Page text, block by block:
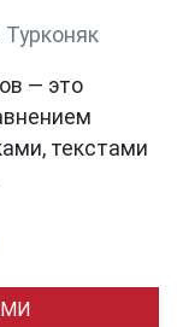
Турконяк
— это
текстами